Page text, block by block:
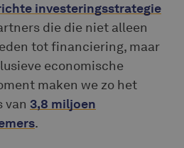
investeringsstrategie
die die niet alleen
tot financiering, maar
economische
maken we zo het
van 3,8 miljoen
.